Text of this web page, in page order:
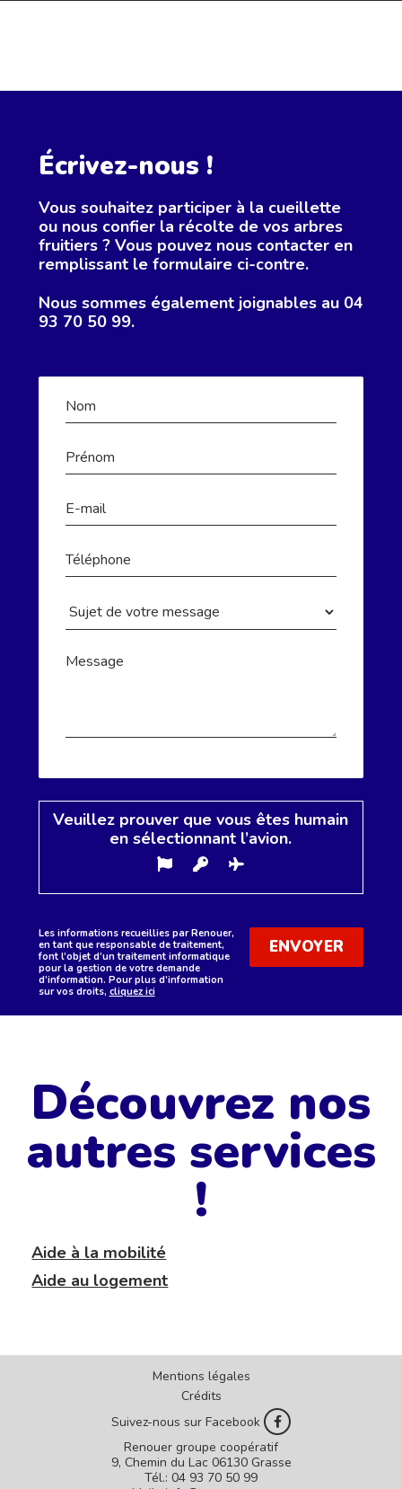
Écrivez-nous !
Vous souhaitez participer à la cueillette
ou nous confier la récolte de vos arbres
fruitiers ? Vous pouvez nous contacter en
remplissant le formulaire ci-contre.
Nous sommes également joignables au 04
93 70 50 99.
Veuillez prouver que vous êtes humain
en sélectionnant l’avion.
Les informations recueillies par Renouer,
en tant que responsable de traitement,
font l’objet d’un traitement informatique
pour la gestion de votre demande
d’information. Pour plus d’information
sur vos droits, cliquez ici
Découvrez nos
autres services
!
Aide à la mobilité
Aide au logement
Mentions légales
Crédits
Suivez-nous sur Facebook
Renouer groupe coopératif
9, Chemin du Lac 06130 Grasse
Tél.: 04 93 70 50 99